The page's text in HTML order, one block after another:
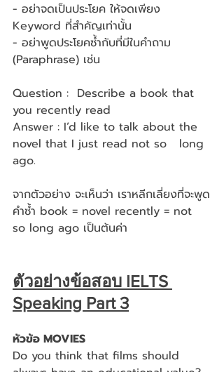
- อย่าจดเป็นประโยค ให้จดเพียง
Keyword ที่สำคัญเท่านั้น
- อย่าพูดประโยคซ้ำกับที่มีในคำถาม
(Paraphrase) เช่น
Question :  Describe a book that
you recently read
Answer : I’d like to talk about the
novel that I just read not so   long
ago.
จากตัวอย่าง จะเห็นว่า เราหลีกเลี่ยงที่จะพูด
คำซ้ำ book = novel recently = not
so long ago เป็นต้นค่า
ตัวอย่างข้อสอบ IELTS
Speaking Part 3
หัวข้อ MOVIES
Do you think that films should